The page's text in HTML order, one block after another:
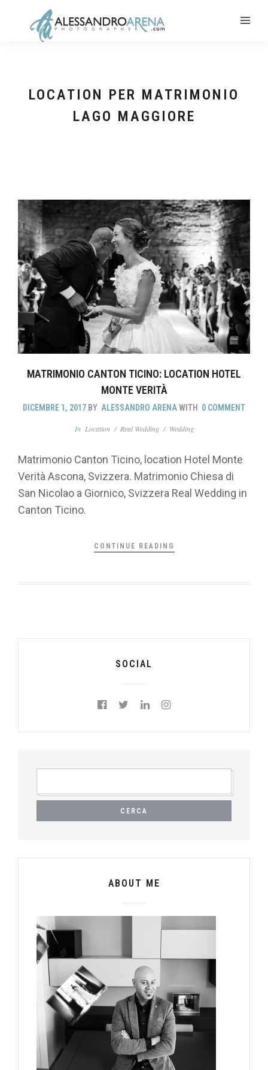
LOCATION PER MATRIMONIO
LAGO MAGGIORE
MATRIMONIO CANTON TICINO: LOCATION HOTEL
MONTE VERITÀ
DICEMBRE 1, 2017 BY ALESSANDRO ARENAWITH 0 COMMENT
In Location/ Real Wedding/ Wedding
Matrimonio Canton Ticino, location Hotel Monte
Verità Ascona, Svizzera. Matrimonio Chiesa di
San Nicolao a Giornico, Svizzera Real Wedding in
Canton Ticino.
CONTINUE READING
SOCIAL
ABOUT ME